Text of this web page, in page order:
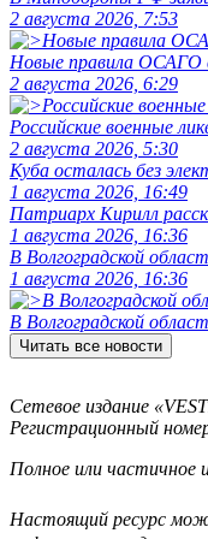
2 августа 2026, 7:53
Новые правила ОСАГО
2 августа 2026, 6:29
Российские военные
2 августа 2026, 5:30
Куба осталась без
1 августа 2026, 16:49
Патриарх Кирилл
1 августа 2026, 16:36
В Волгоградской
1 августа 2026, 16:36
В Волгоградской
Читать все новости
Сетевое издание
Регистрационный
Полное или частичное
Настоящий ресурс